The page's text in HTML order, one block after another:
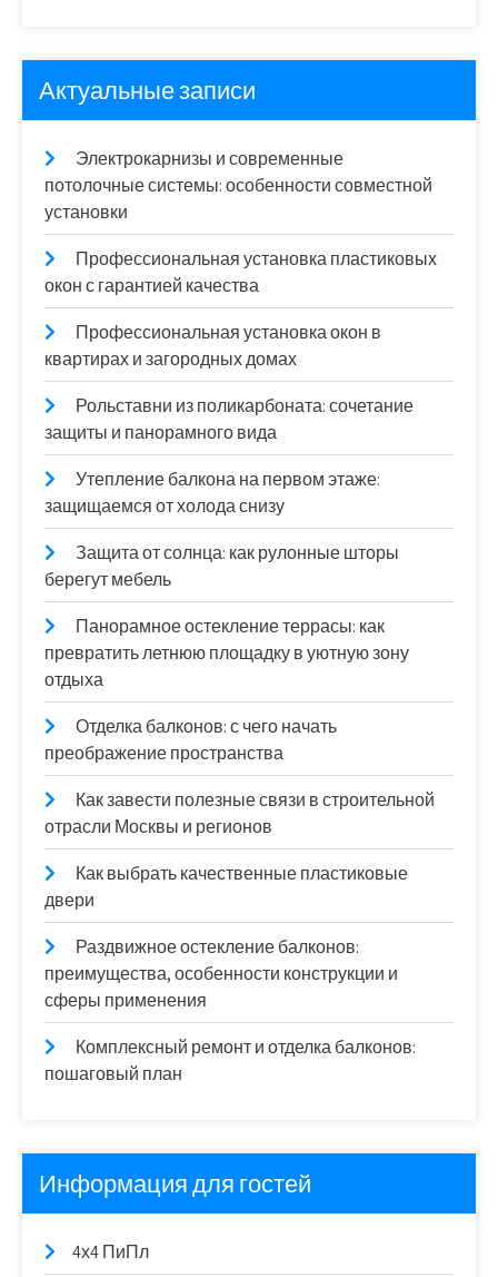
Актуальные записи
Электрокарнизы и современные
потолочные системы: особенности совместной
установки
Профессиональная установка пластиковых
окон с гарантией качества
Профессиональная установка окон в
квартирах и загородных домах
Рольставни из поликарбоната: сочетание
защиты и панорамного вида
Утепление балкона на первом этаже:
защищаемся от холода снизу
Защита от солнца: как рулонные шторы
берегут мебель
Панорамное остекление террасы: как
превратить летнюю площадку в уютную зону
отдыха
Отделка балконов: с чего начать
преображение пространства
Как завести полезные связи в строительной
отрасли Москвы и регионов
Как выбрать качественные пластиковые
двери
Раздвижное остекление балконов:
преимущества, особенности конструкции и
сферы применения
Комплексный ремонт и отделка балконов:
пошаговый план
Информация для гостей
4х4 ПиПл